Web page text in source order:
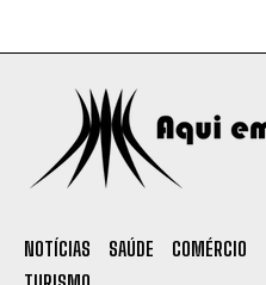
NOTÍCIAS SAÚDE COMÉRCIO